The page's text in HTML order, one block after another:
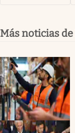
Más noticias de